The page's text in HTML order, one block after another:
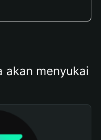
akan menyukai